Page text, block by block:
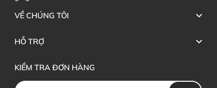
VỀ CHÚNG TÔI
HỖ TRỢ
KIỂM TRA ĐƠN HÀNG